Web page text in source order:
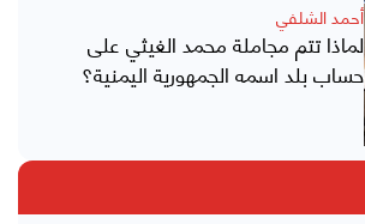
أحمد الشلفي
لماذا تتم مجاملة محمد الغيثي على
حساب بلد اسمه الجمهورية اليمنية؟